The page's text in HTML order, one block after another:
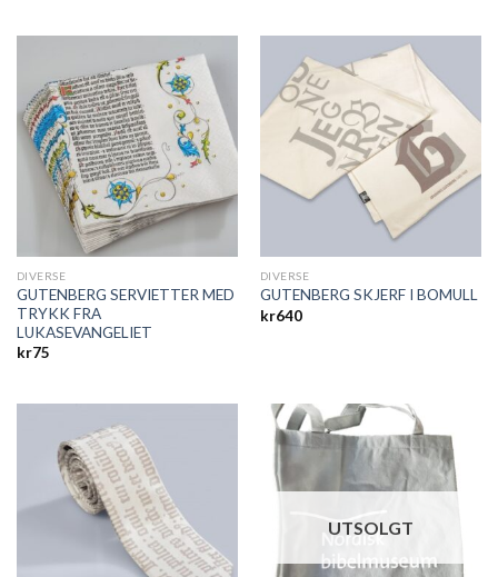
DIVERSE
GUTENBERG SERVIETTER MED
TRYKK FRA
LUKASEVANGELIET
kr75
DIVERSE
GUTENBERG SKJERF I BOMULL
kr640
UTSOLGT